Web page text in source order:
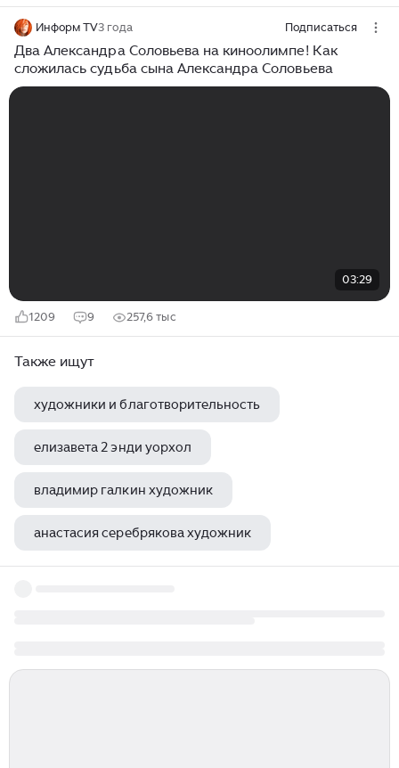
Информ TV3 года Подписаться
Два Александра Соловьева на киноолимпе! Как
сложилась судьба сына Александра Соловьева
03:29
1209 9 257,6 тыс
Также ищут
художники и благотворительность
елизавета 2 энди уорхол
владимир галкин художник
анастасия серебрякова художник